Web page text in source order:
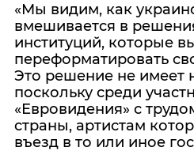
«Мы видим, как
вмешивается в
институций, которые
переформатировать
Это решение не имеет
поскольку среди
«Евровидения» с
страны, артистам
въезд в то или иное